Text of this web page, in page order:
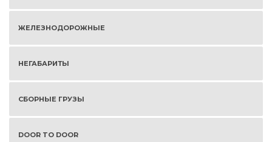
ЖЕЛЕЗНОДОРОЖНЫЕ
НЕГАБАРИТЫ
СБОРНЫЕ ГРУЗЫ
DOOR TO DOOR